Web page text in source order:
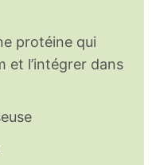
protéine qui
et l’intégrer dans